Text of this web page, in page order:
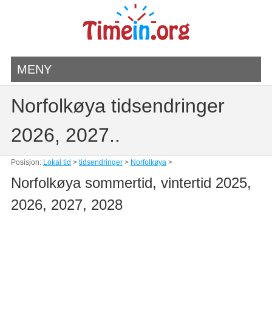
MENY
Norfolkøya tidsendringer
2026, 2027..
Posisjon: Lokal tid > tidsendringer> Norfolkøya>
Norfolkøya sommertid, vintertid 2025,
2026, 2027, 2028